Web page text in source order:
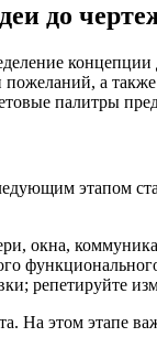
до
а
палитры
этапом
окна,
репетируйте
На этом этапе